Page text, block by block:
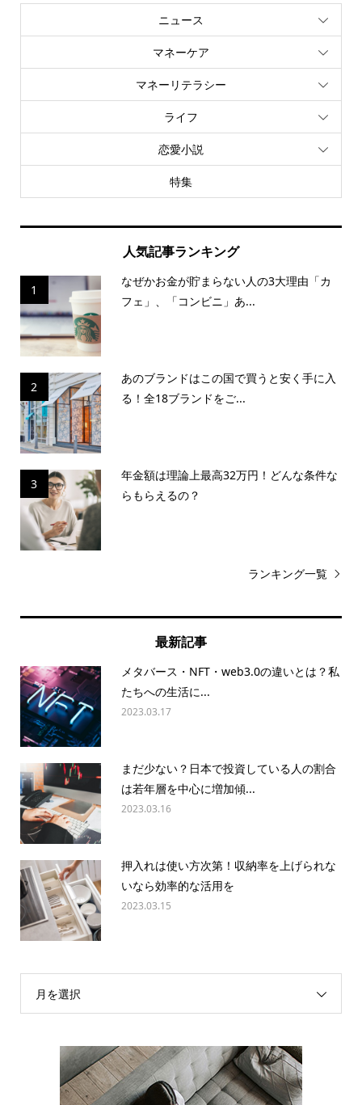
ニュース
マネーケア
マネーリテラシー
ライフ
恋愛小説
特集
人気記事ランキング
1
なぜかお金が貯まらない人の3大理由「カ
フェ」、「コンビニ」あ...
2
あのブランドはこの国で買うと安く手に入
る！全18ブランドをご...
3
年金額は理論上最高32万円！どんな条件な
らもらえるの？
ランキング一覧
最新記事
メタバース・NFT・web3.0の違いとは？私
たちへの生活に...
2023.03.17
まだ少ない？日本で投資している人の割合
は若年層を中心に増加傾...
2023.03.16
押入れは使い方次第！収納率を上げられな
いなら効率的な活用を
2023.03.15
月を選択